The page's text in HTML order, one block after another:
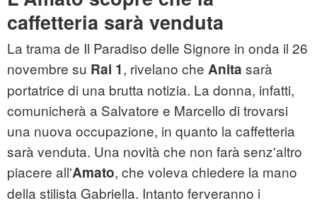
caffetteria sarà venduta
La trama de Il Paradiso delle Signore in onda il 26
novembre su Rai 1, rivelano che Anita sarà
portatrice di una brutta notizia. La donna, infatti,
comunicherà a Salvatore e Marcello di trovarsi
una nuova occupazione, in quanto la caffetteria
sarà venduta. Una novità che non farà senz'altro
piacere all'Amato, che voleva chiedere la mano
della stilista Gabriella. Intanto ferveranno i